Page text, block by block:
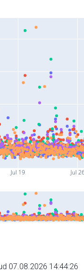
Jul 19 Jul
07.08.2026 14:44:26